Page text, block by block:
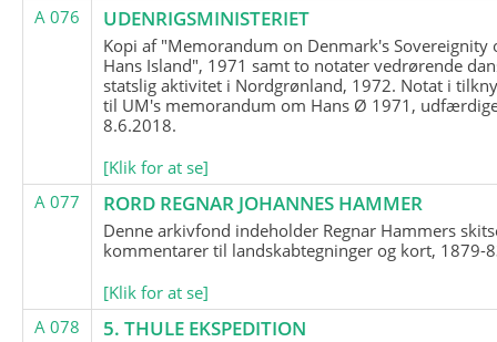
A 076
UDENRIGSMINISTERIET
Kopi af "Memorandum on Denmark's Sovereignity
Hans Island", 1971 samt to notater vedrørende
statslig aktivitet i Nordgrønland, 1972. Notat i
til UM's memorandum om Hans Ø 1971,
8.6.2018.
[Klik for at se]
A 077
RORD REGNAR JOHANNES HAMMER
Denne arkivfond indeholder Regnar Hammers
kommentarer til landskabtegninger og kort, 1879-
[Klik for at se]
A 078
5. THULE EKSPEDITION